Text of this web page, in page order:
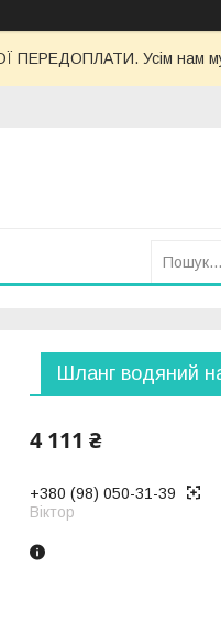
ПЕРЕДОПЛАТИ. Усім нам
Шланг водяний
4 111 ₴
+380 (98) 050-31-39
Віктор